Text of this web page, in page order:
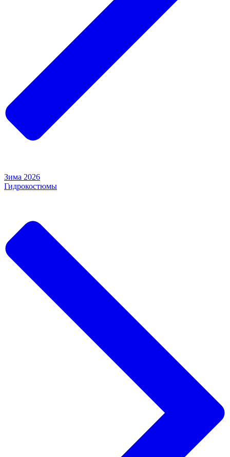
Зима 2026
Гидрокостюмы